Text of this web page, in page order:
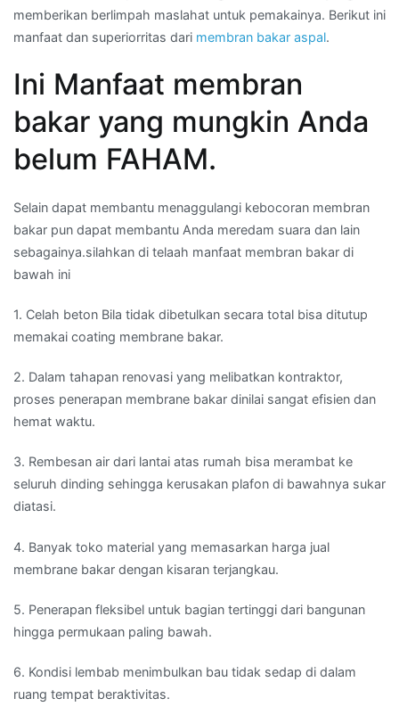
memberikan berlimpah maslahat untuk pemakainya. Berikut ini
manfaat dan superiorritas dari membran bakar aspal.
Ini Manfaat membran
bakar yang mungkin Anda
belum FAHAM.
Selain dapat membantu menaggulangi kebocoran membran
bakar pun dapat membantu Anda meredam suara dan lain
sebagainya.silahkan di telaah manfaat membran bakar di
bawah ini
1. Celah beton Bila tidak dibetulkan secara total bisa ditutup
memakai coating membrane bakar.
2. Dalam tahapan renovasi yang melibatkan kontraktor,
proses penerapan membrane bakar dinilai sangat efisien dan
hemat waktu.
3. Rembesan air dari lantai atas rumah bisa merambat ke
seluruh dinding sehingga kerusakan plafon di bawahnya sukar
diatasi.
4. Banyak toko material yang memasarkan harga jual
membrane bakar dengan kisaran terjangkau.
5. Penerapan fleksibel untuk bagian tertinggi dari bangunan
hingga permukaan paling bawah.
6. Kondisi lembab menimbulkan bau tidak sedap di dalam
ruang tempat beraktivitas.